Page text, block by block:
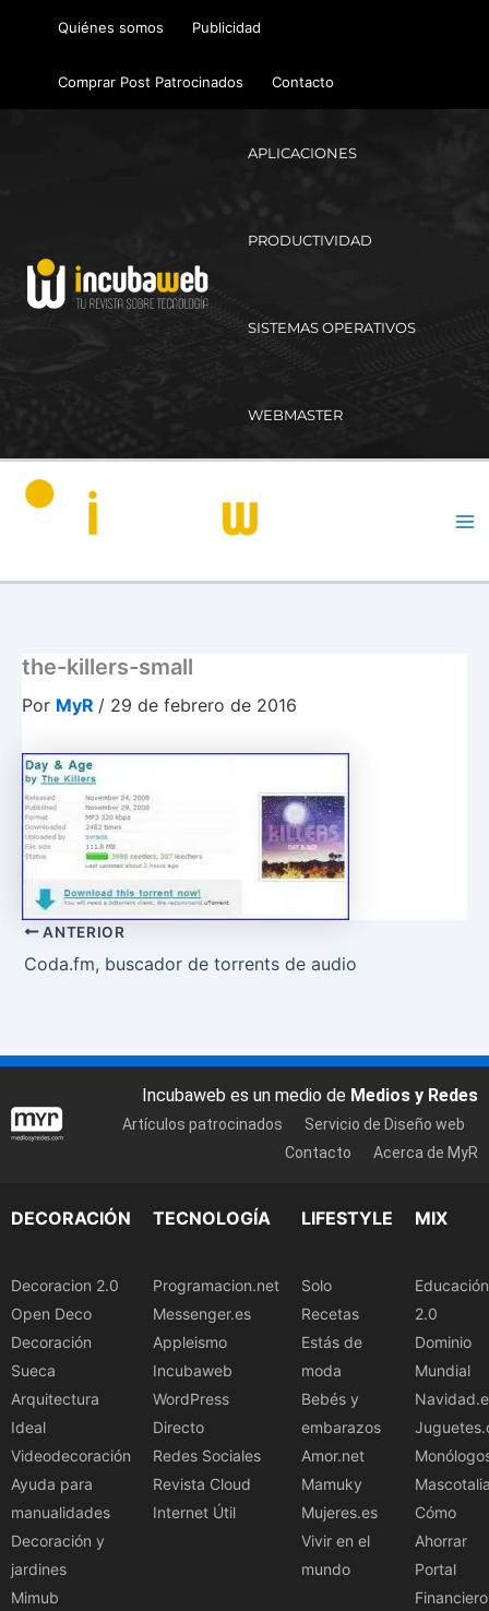
Quiénes somos Publicidad
Comprar Post Patrocinados Contacto
APLICACIONES
PRODUCTIVIDAD
SISTEMAS OPERATIVOS
WEBMASTER
the-killers-small
Por MyR / 29 de febrero de 2016
ANTERIOR
Coda.fm, buscador de torrents de audio
Incubaweb es un medio de Medios y Redes
Artículos patrocinados
Servicio de Diseño web
Contacto
Acerca de MyR
DECORACIÓN
Decoracion 2.0
Open Deco
Decoración
Sueca
Arquitectura
Ideal
Videodecoración
Ayuda para
manualidades
Decoración y
jardines
Mimub
TECNOLOGÍA
Programacion.net
Messenger.es
Appleismo
Incubaweb
WordPress
Directo
Redes Sociales
Revista Cloud
Internet Útil
LIFESTYLE
Solo
Recetas
Estás de
moda
Bebés y
embarazos
Amor.net
Mamuky
Mujeres.es
Vivir en el
mundo
MIX
Educación
2.0
Dominio
Mundial
Cómo
Ahorrar
Portal
Financiero